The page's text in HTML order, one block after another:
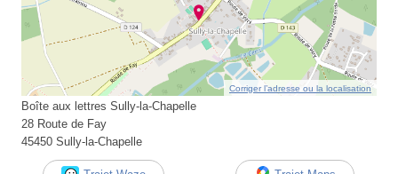
Corriger l’adresse ou la localisation
Boîte aux lettres Sully-la-Chapelle
28 Route de Fay
45450 Sully-la-Chapelle